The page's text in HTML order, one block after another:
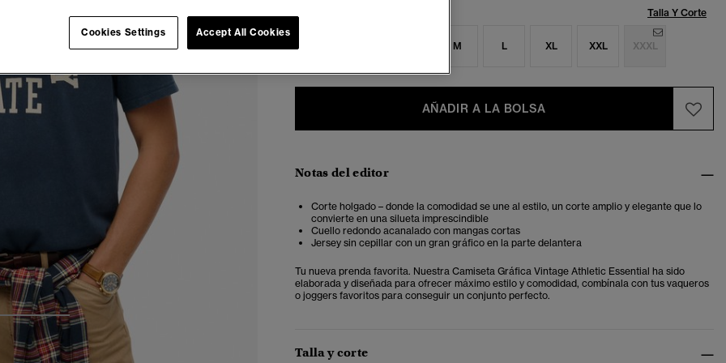
3 4
Talla Y Corte
M L XL XXL XXXL
AÑADIR A LA BOLSA
Notas del editor
Corte holgado – donde la comodidad se une al estilo, un corte amplio y elegante que lo
convierte en una silueta imprescindible
Cuello redondo acanalado con mangas cortas
Jersey sin cepillar con un gran gráfico en la parte delantera
Tu nueva prenda favorita. Nuestra Camiseta Gráfica Vintage Athletic Essential ha sido
elaborada y diseñada para ofrecer máximo estilo y comodidad, combínala con tus vaqueros
o joggers favoritos para conseguir un conjunto perfecto.
Talla y corte
Accept All Cookies
Cookies Settings